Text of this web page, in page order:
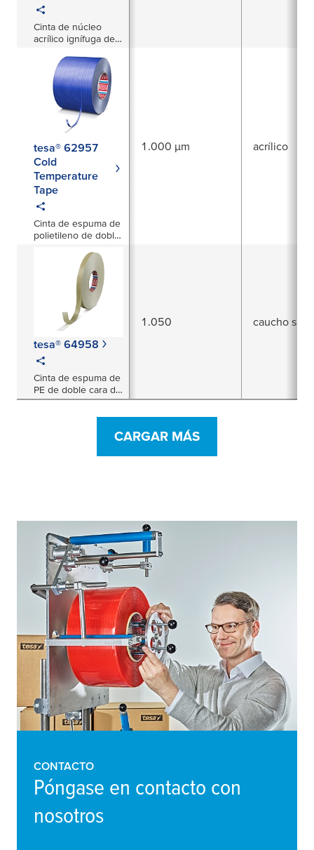
Cinta de núcleo
acrílico ignífuga de
tesa® 62957
Cold
Temperature
Tape
Cinta de espuma de
polietileno de doble
1.000 µm acrílico
tesa® 64958
Cinta de espuma de
PE de doble cara de
1050 µm
1.050 caucho
CARGAR MÁS
CONTACTO
Póngase en contacto con
nosotros